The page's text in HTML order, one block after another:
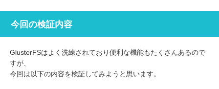
今回の検証内容
GlusterFSはよく洗練されており便利な機能もたくさんあるので
すが、
今回は以下の内容を検証してみようと思います。